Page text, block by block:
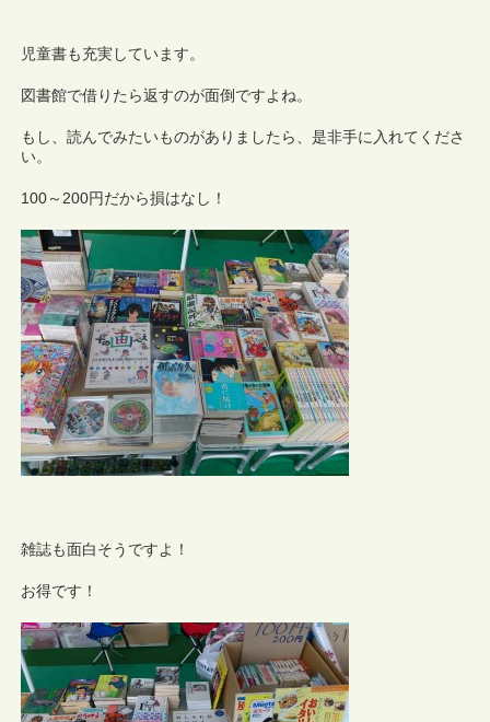
児童書も充実しています。
図書館で借りたら返すのが面倒ですよね。
もし、読んでみたいものがありましたら、是非手に入れてくださ
い。
100～200円だから損はなし！
雑誌も面白そうですよ！
お得です！